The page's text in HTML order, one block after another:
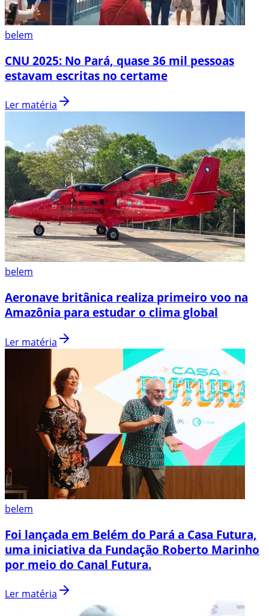
belem
CNU 2025: No Pará, quase 36 mil pessoas
estavam escritas no certame
Ler matéria
belem
Aeronave britânica realiza primeiro voo na
Amazônia para estudar o clima global
Ler matéria
belem
Foi lançada em Belém do Pará a Casa Futura,
uma iniciativa da Fundação Roberto Marinho
por meio do Canal Futura.
Ler matéria